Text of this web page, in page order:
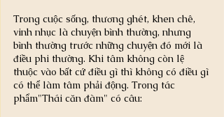
Trong cuộc sống, thương ghét, khen chê,
vinh nhục là chuyện bình thường, nhưng
bình thường trước những chuyện đó mới là
điều phi thường. Khi tâm không còn lệ
thuộc vào bất cứ điều gì thì không có điều gì
có thể làm tâm phải động. Trong tác
phẩm"Thái căn đàm" có câu: